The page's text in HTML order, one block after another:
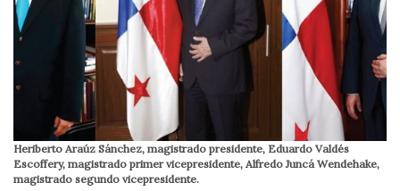
Heriberto Araúz Sánchez, magistrado presidente, Eduardo Valdés
Escoffery, magistrado primer vicepresidente, Alfredo Juncá Wendehake,
magistrado segundo vicepresidente.